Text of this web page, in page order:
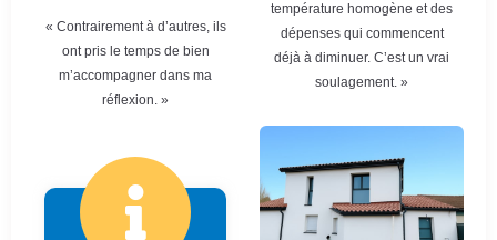
« Contrairement à d’autres, ils
ont pris le temps de bien
m’accompagner dans ma
réflexion. »
température homogène et des
dépenses qui commencent
déjà à diminuer. C’est un vrai
soulagement. »